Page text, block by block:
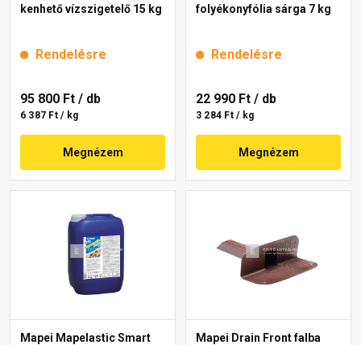
kenhető vízszigetelő 15 kg
Rendelésre
95 800 Ft / db
6 387 Ft / kg
Megnézem
folyékonyfólia sárga 7 kg
Rendelésre
22 990 Ft / db
3 284 Ft / kg
Megnézem
Mapei Mapelastic Smart
Mapei Drain Front falba